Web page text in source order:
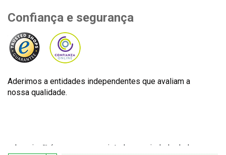
Confiança e segurança
Aderimos a entidades independentes que avaliam a
nossa qualidade.
Lecuine™ é uma marca registada propriedade de Lecom